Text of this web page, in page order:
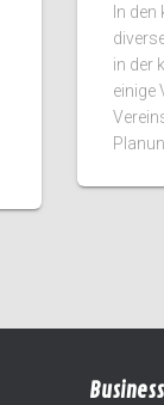
In
in der
einige